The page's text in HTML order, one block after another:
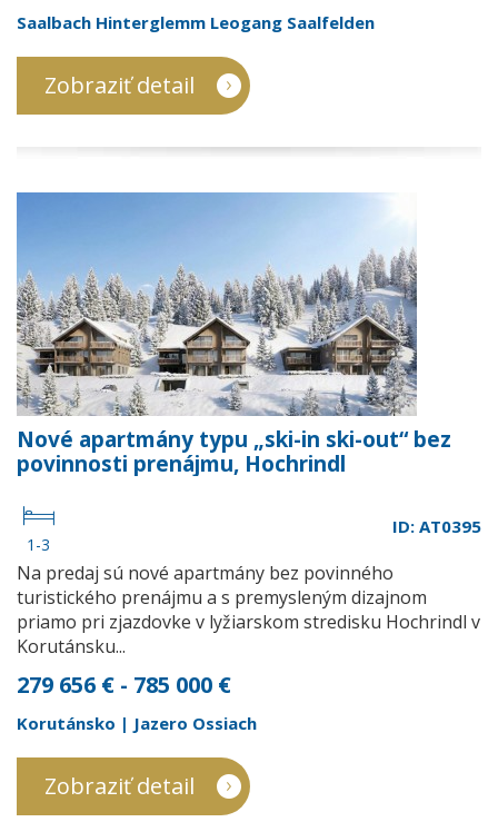
Saalbach Hinterglemm Leogang Saalfelden
Zobraziť detail
Nové apartmány typu „ski-in ski-out“ bez
povinnosti prenájmu, Hochrindl
1-3
ID: AT0395
Na predaj sú nové apartmány bez povinného
turistického prenájmu a s premysleným dizajnom
priamo pri zjazdovke v lyžiarskom stredisku Hochrindl v
Korutánsku...
279 656 € - 785 000 €
Korutánsko | Jazero Ossiach
Zobraziť detail